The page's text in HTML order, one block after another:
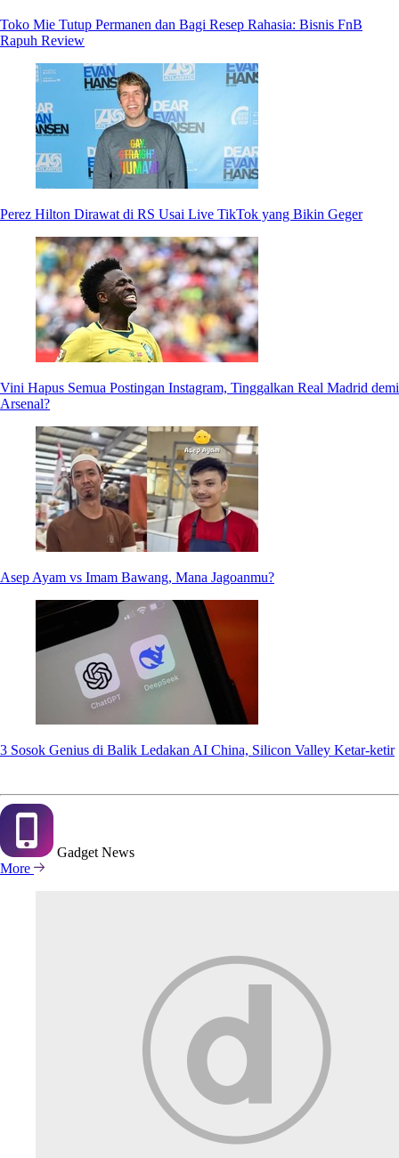
Toko Mie Tutup Permanen dan Bagi Resep Rahasia: Bisnis FnB
Rapuh Review
Perez Hilton Dirawat di RS Usai Live TikTok yang Bikin Geger
Vini Hapus Semua Postingan Instagram, Tinggalkan Real Madrid demi
Arsenal?
Asep Ayam vs Imam Bawang, Mana Jagoanmu?
3 Sosok Genius di Balik Ledakan AI China, Silicon Valley Ketar-ketir
Gadget News
More